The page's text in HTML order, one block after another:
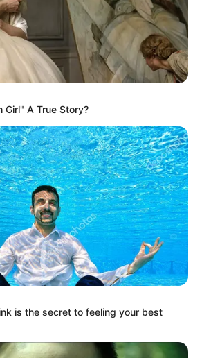
Girl" A True Story?
is the secret to feeling your best